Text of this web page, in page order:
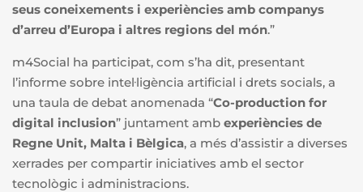
seus coneixements i experiències amb companys
d’arreu d’Europa i altres regions del món.”
m4Social ha participat, com s’ha dit, presentant
l’informe sobre intel·ligència artificial i drets socials, a
una taula de debat anomenada “Co-production for
digital inclusion” juntament amb experiències de
Regne Unit, Malta i Bèlgica, a més d’assistir a diverses
xerrades per compartir iniciatives amb el sector
tecnològic i administracions.